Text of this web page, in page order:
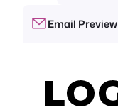
Email Preview